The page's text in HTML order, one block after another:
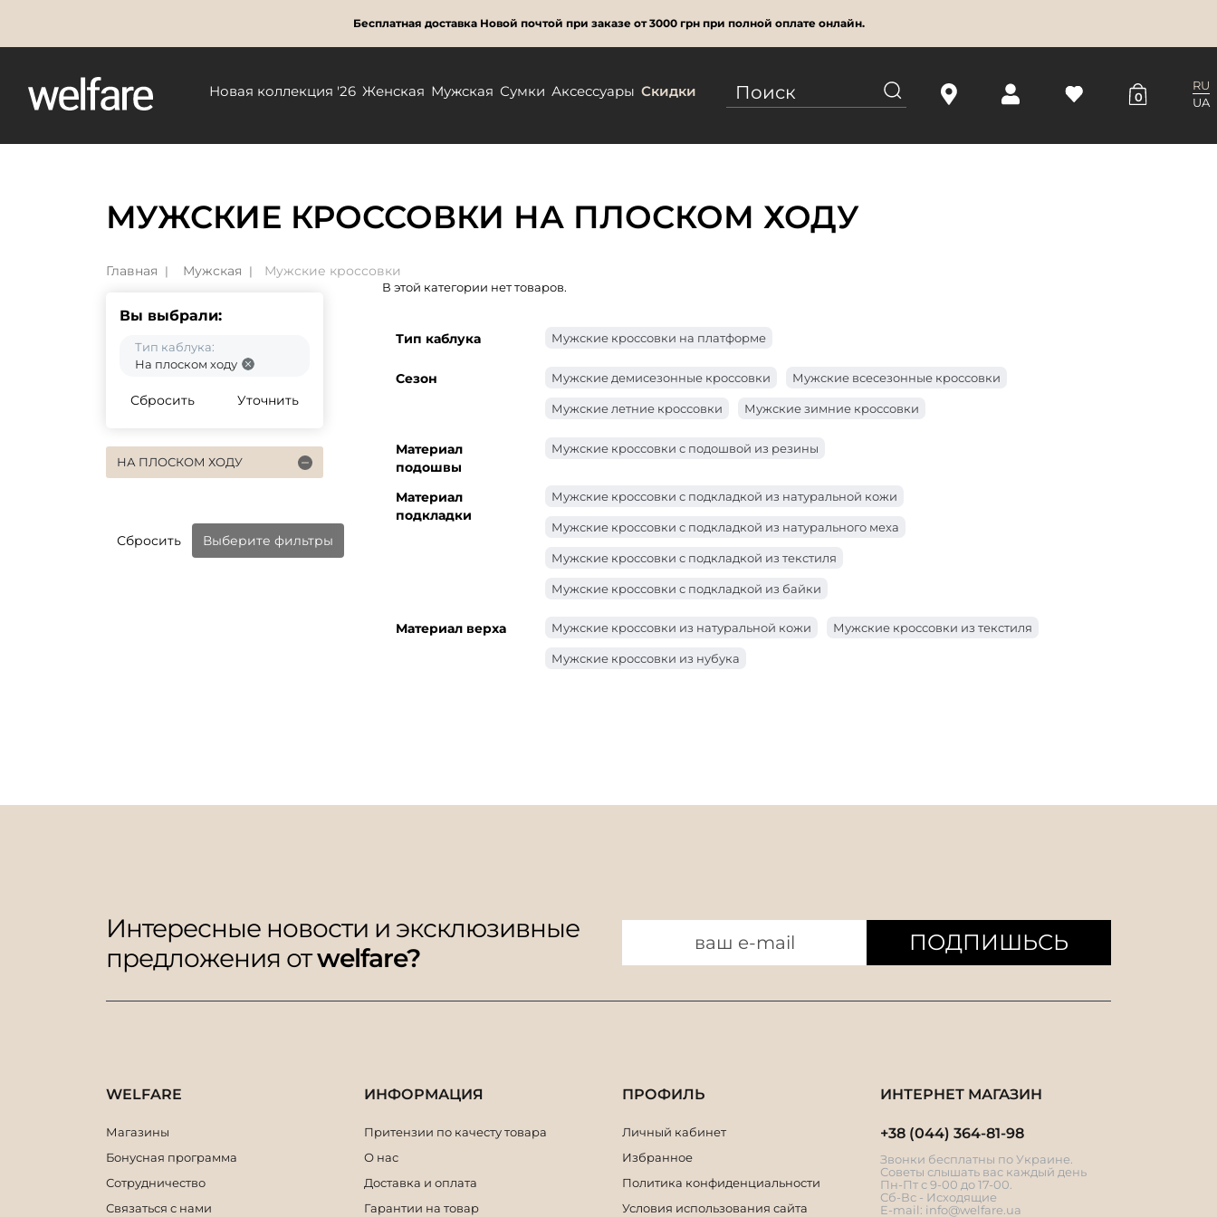
Бесплатная доставка Новой почтой при заказе от 3000 грн при полной оплате онлайн.
Новая коллекция '26 Женская Мужская Сумки Аксессуары Скидки 0
RU
UA
МУЖСКИЕ КРОССОВКИ НА ПЛОСКОМ ХОДУ
Главная Мужская Мужские кроссовки
Вы выбрали:
Тип каблука:
На плоском ходу
Сбросить Уточнить
НА ПЛОСКОМ ХОДУ
Сбросить Выберите фильтры
В этой категории нет товаров.
Тип каблука Мужские кроссовки на платформе
Сезон Мужские демисезонные кроссовки Мужские всесезонные кроссовки
Мужские летние кроссовки Мужские зимние кроссовки
Материал
подошвы
Мужские кроссовки с подошвой из резины
Материал
подкладки
Мужские кроссовки с подкладкой из натуральной кожи
Мужские кроссовки с подкладкой из натурального меха
Мужские кроссовки с подкладкой из текстиля
Мужские кроссовки с подкладкой из байки
Материал верха Мужские кроссовки из натуральной кожи Мужские кроссовки из текстиля
Мужские кроссовки из нубука
Интересные новости и эксклюзивные
предложения отwelfare?
ПОДПИШЬСЬ
WELFARE
Магазины
Бонусная программа
Сотрудничество
Связаться с нами
ИНФОРМАЦИЯ
Притензии по качесту товара
О нас
Доставка и оплата
Гарантии на товар
ПРОФИЛЬ
Личный кабинет
Избранное
Политика конфиденциальности
Условия использования сайта
ИНТЕРНЕТ МАГАЗИН
+38 (044) 364-81-98
Звонки бесплатны по Украине.
Советы слышать вас каждый день
Пн-Пт с 9-00 до 17-00.
Сб-Вс - Исходящие
E-mail: info@welfare.ua